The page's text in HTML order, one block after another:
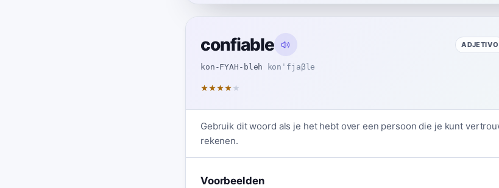
confiable
kon-FYAH-bleh konˈfjaβle
ADJETIVO
★★★★ ★
Gebruik dit woord als je het hebt over een persoon die je kunt
rekenen.
Voorbeelden